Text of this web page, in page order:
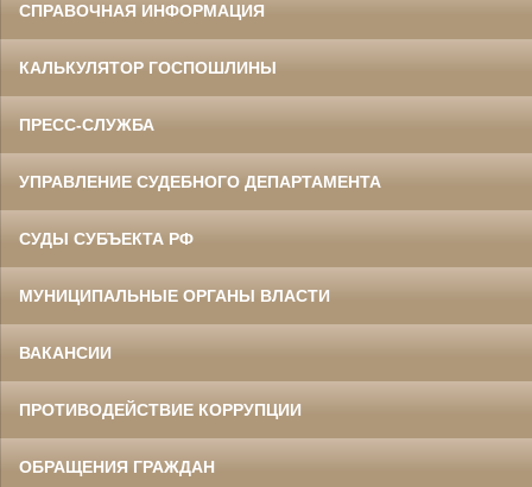
СПРАВОЧНАЯ ИНФОРМАЦИЯ
КАЛЬКУЛЯТОР ГОСПОШЛИНЫ
ПРЕСС-СЛУЖБА
УПРАВЛЕНИЕ СУДЕБНОГО ДЕПАРТАМЕНТА
СУДЫ СУБЪЕКТА РФ
МУНИЦИПАЛЬНЫЕ ОРГАНЫ ВЛАСТИ
ВАКАНСИИ
ПРОТИВОДЕЙСТВИЕ КОРРУПЦИИ
ОБРАЩЕНИЯ ГРАЖДАН